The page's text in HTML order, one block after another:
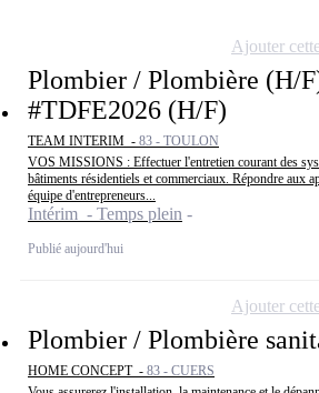
Plombier / Plombière (H/
#TDFE2026 (H/F)
TEAM INTERIM - 83 - TOULON
VOS MISSIONS : Effectuer l'entretien courant des
bâtiments résidentiels et commerciaux. Répondre aux
équipe d'entrepreneurs...
Intérim - Temps plein
Publié aujourd'hui
Ajouter
Plombier / Plombière
HOME CONCEPT - 83 - CUERS
Ajouter